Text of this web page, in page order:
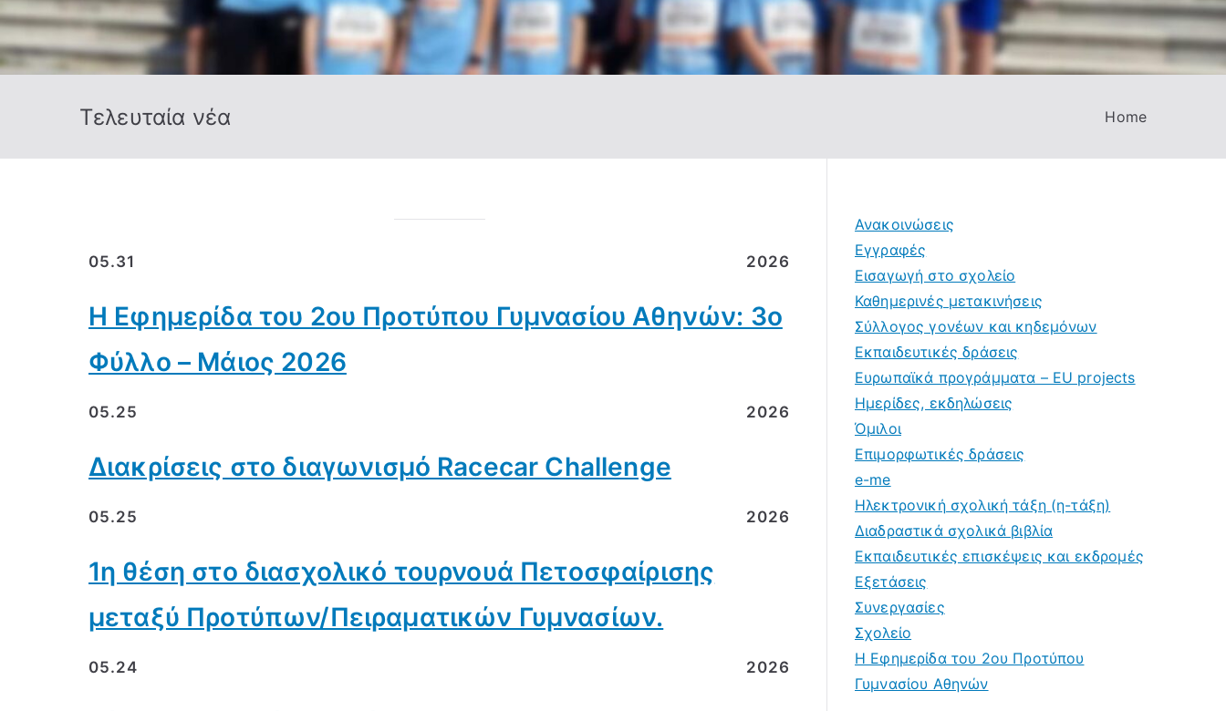
Τελευταία νέα Home
05.31 2026
Η Εφημερίδα του 2ου Προτύπου Γυμνασίου Αθηνών: 3ο
Φύλλο – Μάιος 2026
05.25 2026
Διακρίσεις στο διαγωνισμό Racecar Challenge
05.25 2026
1η θέση στο διασχολικό τουρνουά Πετοσφαίρισης
μεταξύ Προτύπων/Πειραματικών Γυμνασίων.
05.24 2026
Ανακοινώσεις
Εγγραφές
Εισαγωγή στο σχολείο
Καθημερινές μετακινήσεις
Σύλλογος γονέων και κηδεμόνων
Εκπαιδευτικές δράσεις
Ευρωπαϊκά προγράμματα – EU projects
Ημερίδες, εκδηλώσεις
Όμιλοι
Επιμορφωτικές δράσεις
e-me
Ηλεκτρονική σχολική τάξη (η-τάξη)
Διαδραστικά σχολικά βιβλία
Εκπαιδευτικές επισκέψεις και εκδρομές
Εξετάσεις
Συνεργασίες
Σχολείο
Η Εφημερίδα του 2ου Προτύπου
Γυμνασίου Αθηνών